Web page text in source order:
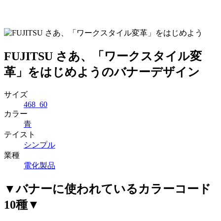
FUJITSU さあ、「ワークスタイル変
革」をはじめようのバナーデザイン
サイズ
468_60
カラー
青
テイスト
シンプル
業種
電化製品
▼バナーに使われているカラーコード
10種▼